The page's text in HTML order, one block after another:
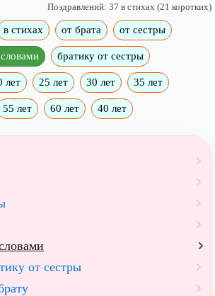
Поздравлений: 37 в стихах (21 коротких)
в стихах от брата от сестры
братику от сестры
лет 25 лет 30 лет 35 лет
55 лет 60 лет 40 лет
от сестры